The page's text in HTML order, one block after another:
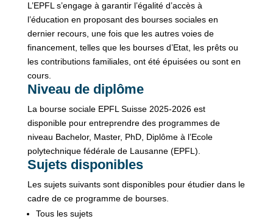
L’EPFL s’engage à garantir l’égalité d’accès à
l’éducation en proposant des bourses sociales en
dernier recours, une fois que les autres voies de
financement, telles que les bourses d’Etat, les prêts ou
les contributions familiales, ont été épuisées ou sont en
cours.
Niveau de diplôme
La bourse sociale EPFL Suisse 2025-2026 est
disponible pour entreprendre des programmes de
niveau Bachelor, Master, PhD, Diplôme à l’Ecole
polytechnique fédérale de Lausanne (EPFL).
Sujets disponibles
Les sujets suivants sont disponibles pour étudier dans le
cadre de ce programme de bourses.
Tous les sujets